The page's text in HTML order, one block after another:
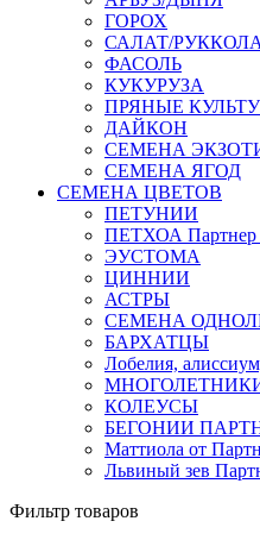
ГОРОХ
САЛАТ/
ФАСОЛЬ
КУКУРУЗА
ПРЯНЫЕ
ДАЙКОН
СЕМЕНА
СЕМЕНА ЯГОД
СЕМЕНА ЦВЕТОВ
ПЕТУНИИ
ПЕТХОА
ЭУСТОМА
ЦИННИИ
АСТРЫ
СЕМЕНА
БАРХАТЦЫ
Лобелия,
КОЛЕУСЫ
БЕГОНИИ
Маттиола от
Львиный зев
Фильтр товаров